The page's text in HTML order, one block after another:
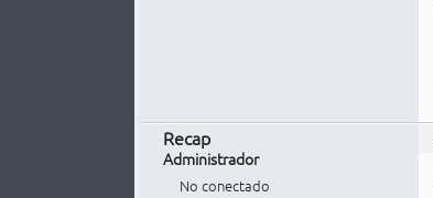
Recap
Administrador
No conectado